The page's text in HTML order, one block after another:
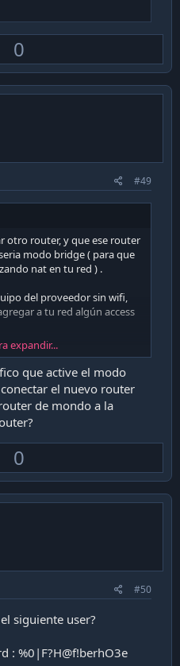
p
v
0
#49
otro router, y que ese router
modo bridge ( para que
nat en tu red ) .
del proveedor sin wifi,
a tu red algún access
bridge, es para mayor
( normalmente los
haciendo muchas
varios proveedores mas
tienes acceso a una IP
puertos de entrada, no
con varios usuarios ) .
expandir...
que active el modo
el nuevo router
de mondo a la
p
v
0
#50
siguiente user?
: %0|F?H@f!berhO3e